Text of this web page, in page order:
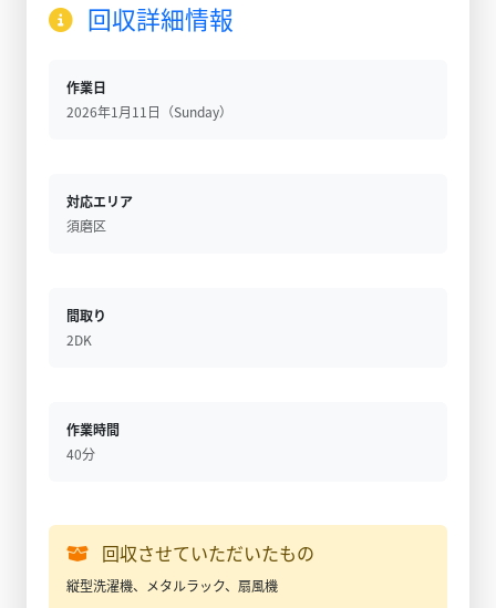
回収詳細情報
作業日
2026年1月11日（Sunday）
対応エリア
須磨区
間取り
2DK
作業時間
40分
回収させていただいたもの
縦型洗濯機、メタルラック、扇風機